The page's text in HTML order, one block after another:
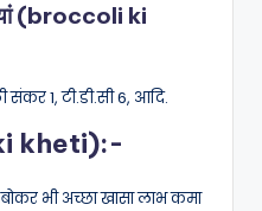
(broccoli ki
संकर 1, टी.डी.सी 6, आदि.
kheti):-
भी अच्छा खासा लाभ कमा